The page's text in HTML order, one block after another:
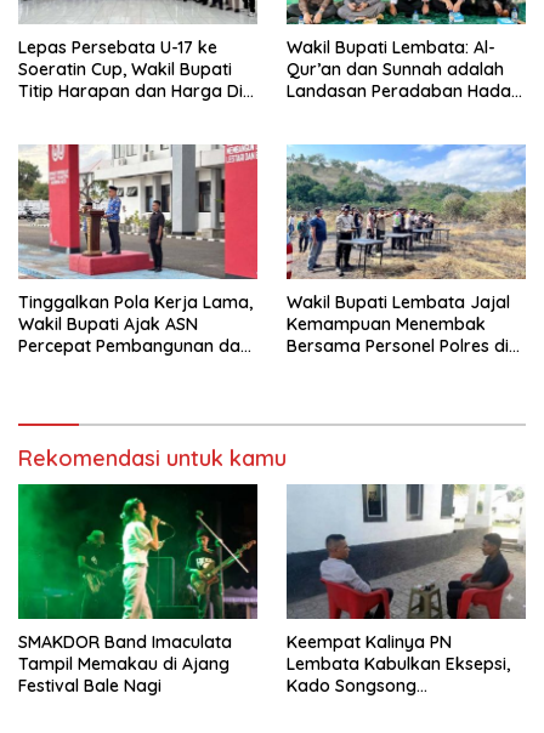
Lepas Persebata U-17 ke
Soeratin Cup, Wakil Bupati
Titip Harapan dan Harga Diri
Wakil Bupati Lembata: Al-
Qur’an dan Sunnah adalah
Landasan Peradaban Hadapi
Tinggalkan Pola Kerja Lama,
Wakil Bupati Ajak ASN
Percepat Pembangunan dan
Wakil Bupati Lembata Jajal
Kemampuan Menembak
Bersama Personel Polres di
Rekomendasi untuk kamu
SMAKDOR Band Imaculata
Tampil Memakau di Ajang
Festival Bale Nagi
Keempat Kalinya PN
Lembata Kabulkan Eksepsi,
Kado Songsong